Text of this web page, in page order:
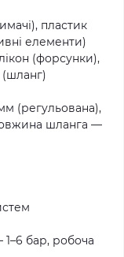
пластик
елементи)
(форсунки),
(шланг)
(регульована),
шланга —
бар, робоча